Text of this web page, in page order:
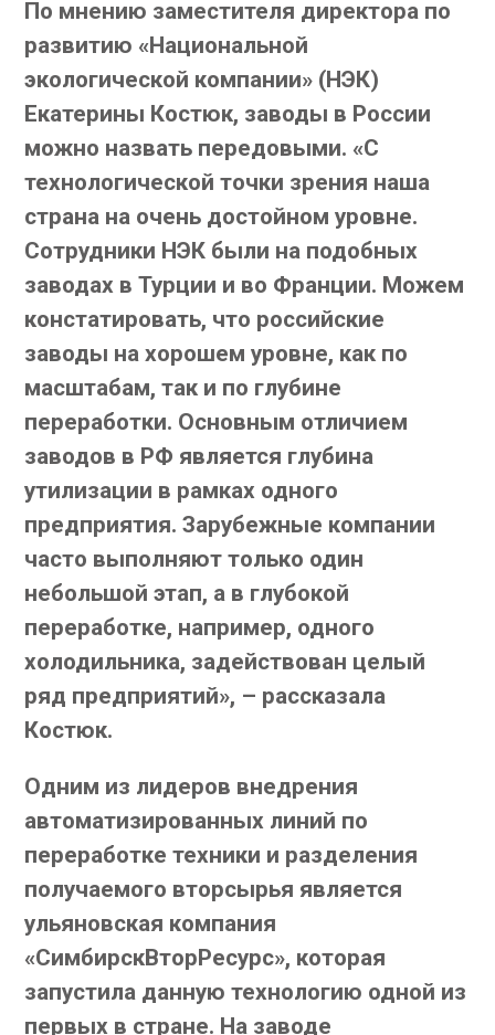
По мнению заместителя директора по
развитию «Национальной
экологической компании» (НЭК)
Екатерины Костюк, заводы в России
можно назвать передовыми. «С
технологической точки зрения наша
страна на очень достойном уровне.
Сотрудники НЭК были на подобных
заводах в Турции и во Франции. Можем
констатировать, что российские
заводы на хорошем уровне, как по
масштабам, так и по глубине
переработки. Основным отличием
заводов в РФ является глубина
утилизации в рамках одного
предприятия. Зарубежные компании
часто выполняют только один
небольшой этап, а в глубокой
переработке, например, одного
холодильника, задействован целый
ряд предприятий», – рассказала
Костюк.
Одним из лидеров внедрения
автоматизированных линий по
переработке техники и разделения
получаемого вторсырья является
ульяновская компания
«СимбирскВторРесурс», которая
запустила данную технологию одной из
первых в стране. На заводе